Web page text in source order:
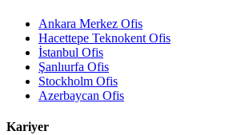
Ankara Merkez Ofis
Hacettepe Teknokent Ofis
İstanbul Ofis
Şanlıurfa Ofis
Stockholm Ofis
Azerbaycan Ofis
Kariyer